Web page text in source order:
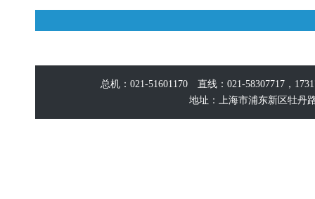
总机：021-51601170 直线：021-58307717，
地址：上海市浦东新区牡丹